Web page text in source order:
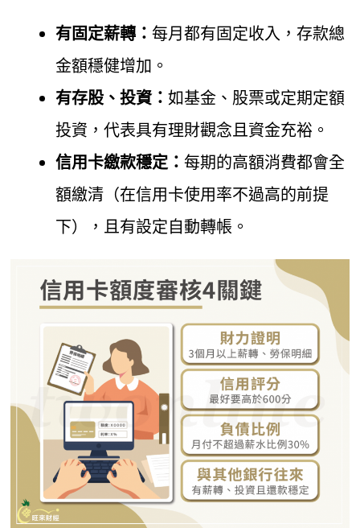
有固定薪轉：每月都有固定收入，存款總
金額穩健增加。
有存股、投資：如基金、股票或定期定額
投資，代表具有理財觀念且資金充裕。
信用卡繳款穩定：每期的高額消費都會全
額繳清（在信用卡使用率不過高的前提
下），且有設定自動轉帳。